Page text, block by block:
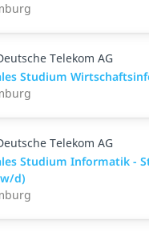
Telekom AG
Studium
Telekom AG
Studium Informatik -
d)